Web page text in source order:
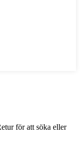
för att söka eller